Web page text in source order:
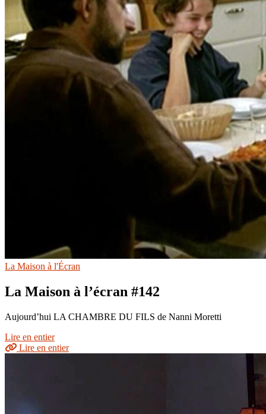
La Maison à l'Écran
La Maison à l’écran #142
Aujourd’hui LA CHAMBRE DU FILS de Nanni Moretti
Lire en entier
Lire en entier